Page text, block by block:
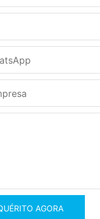
AGORA